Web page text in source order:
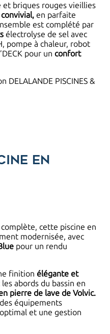
et briques rouges vieillies
en parfaite
est complété par
électrolyse de sel avec
pompe à chaleur, robot
pour un confort
DELALANDE PISCINES &
en
complète, cette piscine en
modernisée, avec
pour un rendu
finition élégante et
abords du bassin en
pierre de lave de Volvic.
équipements
et une gestion